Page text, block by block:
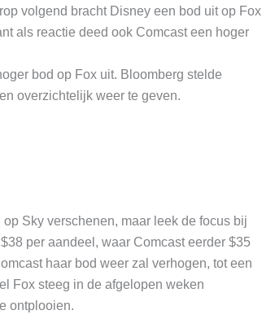
volgend bracht Disney een bod uit op Fox
als reactie deed ook Comcast een hoger
bod op Fox uit. Bloomberg stelde
overzichtelijk weer te geven.
Sky verschenen, maar leek de focus bij
per aandeel, waar Comcast eerder $35
haar bod weer zal verhogen, tot een
Fox steeg in de afgelopen weken
ontplooien.